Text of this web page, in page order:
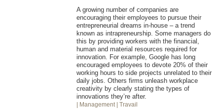
A growing number of companies are
encouraging their employees to pursue their
entrepreneurial dreams in-house – a trend
known as intrapreneurship. Some managers do
this by providing workers with the financial,
human and material resources required for
innovation. For example, Google has long
encouraged employees to devote 20% of their
working hours to side projects unrelated to their
daily jobs. Others firms unleash workplace
creativity by clearly stating the types of
innovations they’re after.
| Management | Travail